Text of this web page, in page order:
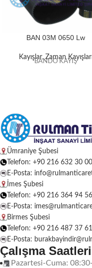
BAN 03M 0650 Lw
Kayışlar,Zaman
BANDO KAYIŞ
Ümraniye Şubesi
Telefon: +90 216 632 30 00
E-Posta:
İmes Şubesi
Telefon: +90 216 364 94 56
E-Posta:
Birmes Şubesi
Telefon: +90 216 487 37 61
E-Posta:
Çalışma
Pazartesi-Cuma: